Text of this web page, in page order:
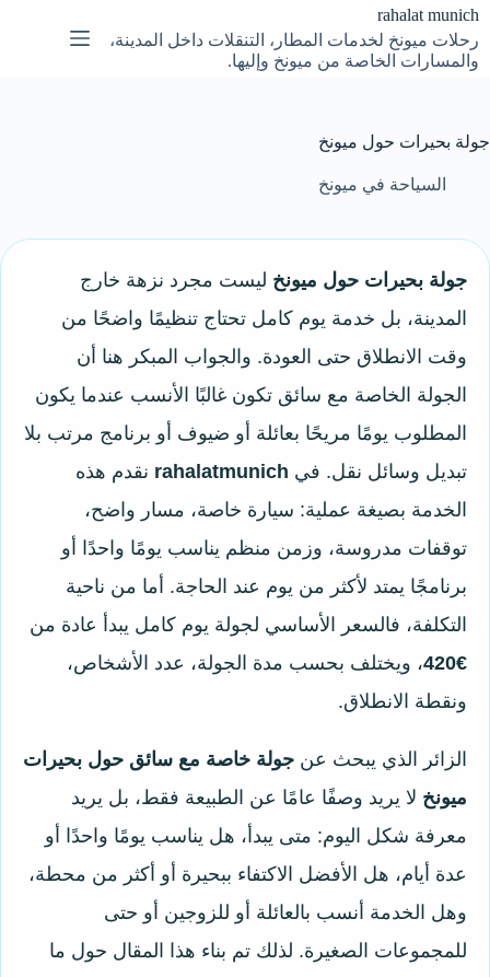
التجاوز
المحتوى
rahalat munich
رحلات ميونخ لخدمات المطار، التنقلات داخل المدينة،
والمسارات الخاصة من ميونخ وإليها.
جولة بحيرات حول ميونخ
السياحة في ميونخ
جولة بحيرات حول ميونخ ليست مجرد نزهة خارج
المدينة، بل خدمة يوم كامل تحتاج تنظيمًا واضحًا من
وقت الانطلاق حتى العودة. والجواب المبكر هنا أن
الجولة الخاصة مع سائق تكون غالبًا الأنسب عندما يكون
المطلوب يومًا مريحًا بعائلة أو ضيوف أو برنامج مرتب بلا
تبديل وسائل نقل. في rahalatmunich نقدم هذه
الخدمة بصيغة عملية: سيارة خاصة، مسار واضح،
توقفات مدروسة، وزمن منظم يناسب يومًا واحدًا أو
برنامجًا يمتد لأكثر من يوم عند الحاجة. أما من ناحية
التكلفة، فالسعر الأساسي لجولة يوم كامل يبدأ عادة من
€420
، ويختلف بحسب مدة الجولة، عدد الأشخاص،
ونقطة الانطلاق.
الزائر الذي يبحث عن جولة خاصة مع سائق حول بحيرات
ميونخ لا يريد وصفًا عامًا عن الطبيعة فقط، بل يريد
معرفة شكل اليوم: متى يبدأ، هل يناسب يومًا واحدًا أو
عدة أيام، هل الأفضل الاكتفاء ببحيرة أو أكثر من محطة،
وهل الخدمة أنسب بالعائلة أو للزوجين أو حتى
للمجموعات الصغيرة. لذلك تم بناء هذا المقال حول ما